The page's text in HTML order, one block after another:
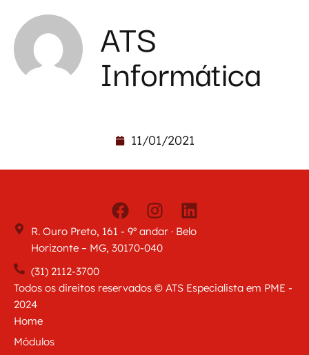
ATS
Informática
11/01/2021
R. Ouro Preto, 161 - 9º andar · Belo
Horizonte – MG, 30170-040
(31) 2112-3700
Todos os direitos reservados © ATS Especialista em PME -
2024
Home
Módulos